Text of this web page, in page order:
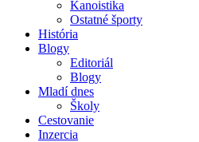
Kanoistika
Ostatné športy
História
Blogy
Editoriál
Blogy
Mladí dnes
Školy
Cestovanie
Inzercia